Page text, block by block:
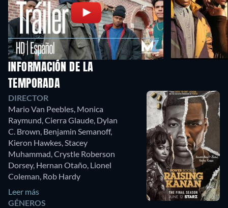
INFORMACIÓN DE LA
TEMPORADA
DIRECTOR
Mario Van Peebles Monica
Raymund Cierra Glaude Dylan
C. Brown Benjamin Semanoff,
Kieron Hawkes Stacey
Muhammad Crystle Roberson
Dorsey, Hernan Otaño Lionel
Coleman Rob Hardy
Leer más
GÉNEROS